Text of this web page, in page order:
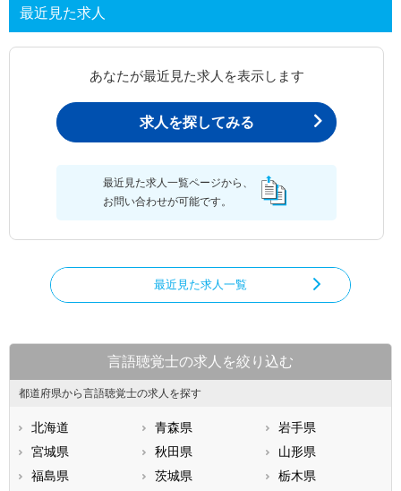
最近見た求人
あなたが最近見た求人を表示します
求人を探してみる
最近見た求人一覧ページから、
お問い合わせが可能です。
最近見た求人一覧
言語聴覚士の求人を絞り込む
都道府県から言語聴覚士の求人を探す
北海道 青森県
岩手県
宮城県
秋田県
山形県
福島県
茨城県
栃木県